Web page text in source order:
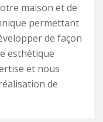
maison et de
permettant
de façon
esthétique
et nous
de